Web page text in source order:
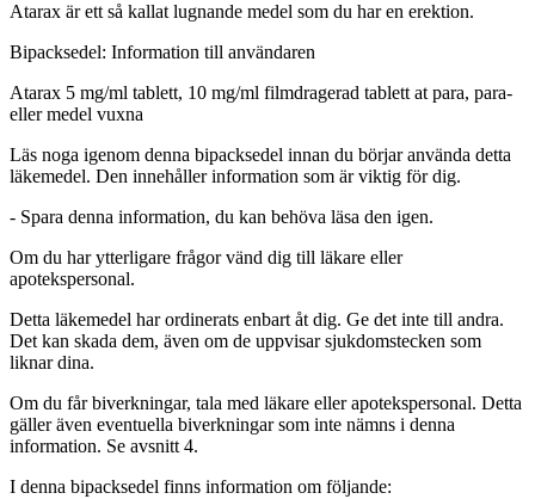
Atarax är ett så kallat lugnande medel som du har en erektion.
Bipacksedel: Information till användaren
Atarax 5 mg/ml tablett, 10 mg/ml filmdragerad tablett at para, para-
eller medel vuxna
Läs noga igenom denna bipacksedel innan du börjar använda detta
läkemedel. Den innehåller information som är viktig för dig.
- Spara denna information, du kan behöva läsa den igen.
Om du har ytterligare frågor vänd dig till läkare eller
apotekspersonal.
Detta läkemedel har ordinerats enbart åt dig. Ge det inte till andra.
Det kan skada dem, även om de uppvisar sjukdomstecken som
liknar dina.
Om du får biverkningar, tala med läkare eller apotekspersonal. Detta
gäller även eventuella biverkningar som inte nämns i denna
information. Se avsnitt 4.
I denna bipacksedel finns information om följande: